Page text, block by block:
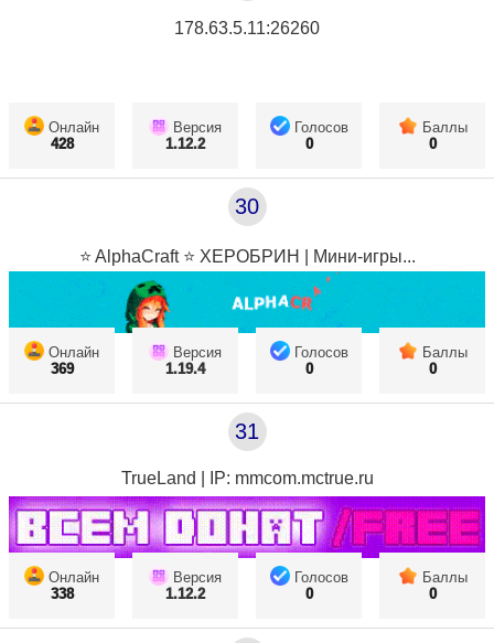
178.63.5.11:26260
Онлайн
428
Версия
1.12.2
Голосов
0
Баллы
0
30
⭐ AlphaCraft ⭐ ХЕРОБРИН | Мини-игры...
Онлайн
369
Версия
1.19.4
Голосов
0
Баллы
0
31
TrueLand | IP: mmcom.mctrue.ru
Онлайн
338
Версия
1.12.2
Голосов
0
Баллы
0